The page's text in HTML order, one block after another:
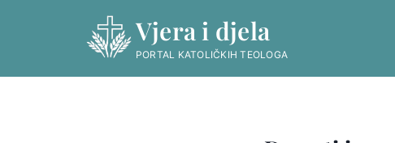
Vjera i djela
PORTAL KATOLIČKIH TEOLOGA